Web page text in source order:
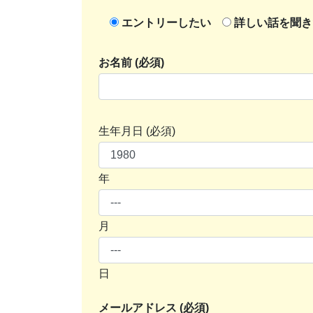
エントリーしたい 詳しい話を聞
お名前 (必須)
生年月日 (必須)
年
月
日
メールアドレス (必須)